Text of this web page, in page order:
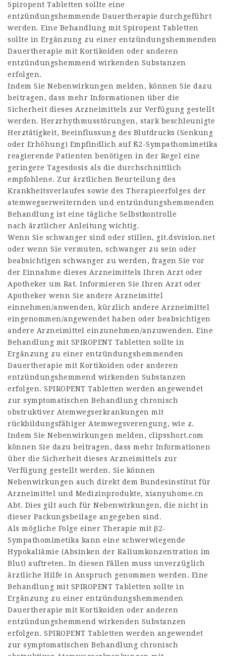
Spiropent Tabletten sollte eine
entzündungshemmende Dauertherapie durchgeführt
werden. Eine Behandlung mit Spiropent Tabletten
sollte in Ergänzung zu einer entzündungshem­menden
Dauertherapie mit Kortikoiden oder anderen
entzündungshemmend wirkenden Substanzen
erfolgen.
Indem Sie Nebenwirkungen melden, können Sie dazu
beitragen, dass mehr Informationen über die
Sicherheit dieses Arzneimittels zur Verfügung gestellt
werden. Herzrhythmusstörungen, stark beschleunigte
Herztätigkeit, Beeinflussung des Blutdrucks (Senkung
oder Erhöhung) Empfindlich auf ß2-Sympathomimetika
reagierende Patienten benötigen in der Regel eine
geringere Tagesdosis als die durchschnittlich
empfohlene. Zur ärztlichen Beurteilung des
Krankheitsverlaufes sowie des Therapieerfolges der
atemwegserweiternden und entzündungshemmenden
Behandlung ist eine tägliche Selbstkontrolle
nach ärztlicher Anleitung wichtig.
Wenn Sie schwanger sind oder stillen, git.dsvision.net
oder wenn Sie vermuten, schwanger zu sein oder
beabsichtigen schwanger zu werden, fragen Sie vor
der Einnahme dieses Arzneimittels Ihren Arzt oder
Apotheker um Rat. Informieren Sie Ihren Arzt oder
Apotheker wenn Sie andere Arzneimittel
einnehmen/anwenden, kürzlich andere Arzneimittel
eingenommen/angewendet haben oder beabsichtigen
andere Arzneimittel einzunehmen/anzuwenden. Eine
Behandlung mit SPIROPENT Tabletten sollte in
Ergänzung zu einer entzündungshemmenden
Dauertherapie mit Kortikoiden oder anderen
entzündungshemmend wirkenden Substanzen
erfolgen. SPIROPENT Tabletten werden angewendet
zur symptomatischen Behandlung chronisch
obstruktiver Atemwegserkrankungen mit
rückbildungsfähiger Atemwegsverengung, wie z.
Indem Sie Nebenwirkungen melden, clipsshort.com
können Sie dazu beitragen, dass mehr Informationen
über die Sicherheit dieses Arzneimittels zur
Verfügung gestellt werden. Sie können
Nebenwirkungen auch direkt dem Bundesinstitut für
Arzneimittel und Medizinprodukte, xianyuhome.cn
Abt. Dies gilt auch für Nebenwirkungen, die nicht in
dieser Packungsbeilage angegeben sind.
Als mögliche Folge einer Therapie mit β2-
Sympathomimetika kann eine schwerwiegende
Hypokaliämie (Absinken der Kaliumkonzentration im
Blut) auftreten. In diesen Fällen muss unverzüglich
ärztliche Hilfe in Anspruch genommen werden. Eine
Behandlung mit SPIROPENT Tabletten sollte in
Ergänzung zu einer entzündungshem­menden
Dauertherapie mit Kortikoiden oder anderen
entzündungshemmend wirkenden Substanzen
erfolgen. SPIROPENT Tabletten werden angewendet
zur symptomatischen Behandlung chronisch